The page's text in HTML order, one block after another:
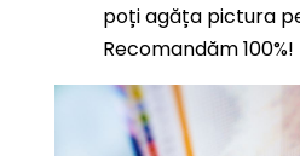
poți agăța pictura
Recomandăm 100%!